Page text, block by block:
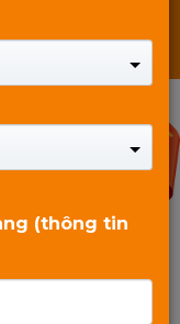
40%
(thông tin